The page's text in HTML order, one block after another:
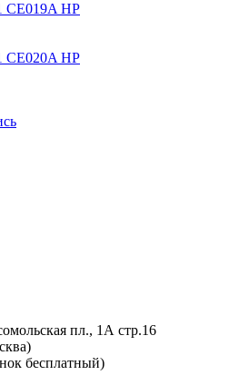
CE019A HP
CE020A HP
пл., 1А стр.16
бесплатный)